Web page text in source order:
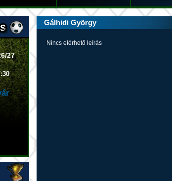
27
Gálhidi György
Nincs elérhető leírás